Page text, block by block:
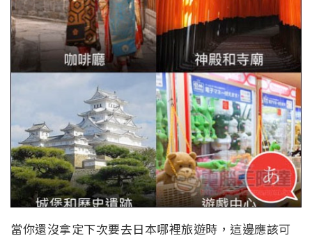
當你還沒拿定下次要去日本哪裡旅遊時，這邊應該可